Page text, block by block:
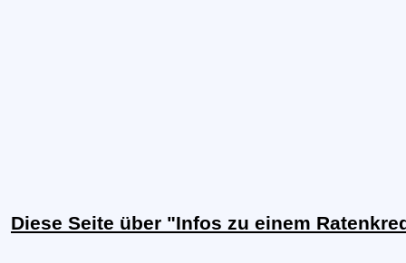
Diese Seite über "Infos zu einem